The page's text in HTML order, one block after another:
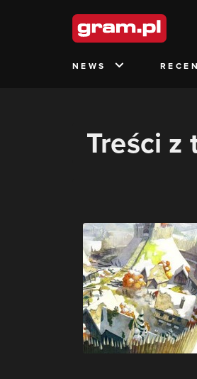
NEWS
Treści